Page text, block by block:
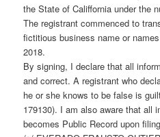
the State of Califfornia under the
The registrant commenced to
fictitious business name or
2018.
By signing, I declare that all
and correct. A registrant who
he or she knows to be false is
179130). I am also aware that all
becomes Public Record upon